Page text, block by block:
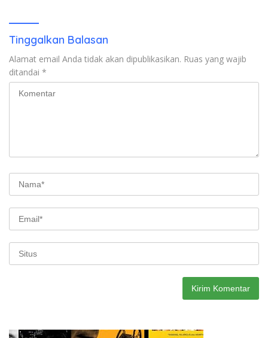
Tinggalkan Balasan
Alamat email Anda tidak akan dipublikasikan. Ruas yang wajib
ditandai *